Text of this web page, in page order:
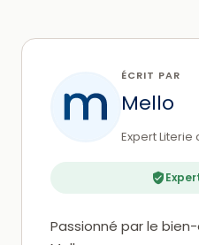
ÉCRIT PAR
Mello
Expert Literie
Passionné par le